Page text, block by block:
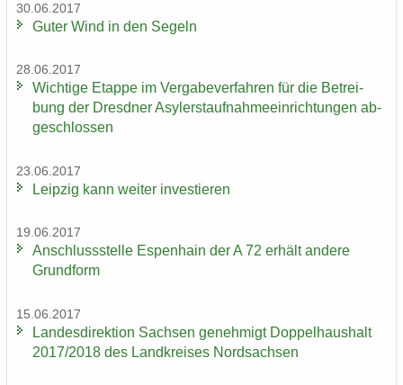
30.06.2017
Guter Wind in den Se­geln
28.06.2017
Wich­ti­ge Etap­pe im Ver­ga­be­ver­fah­ren für die Be­trei­
bung der Dresd­ner Asy­ler­st­auf­nah­me­ein­rich­tun­gen ab­
ge­schlos­sen
23.06.2017
Leip­zig kann wei­ter in­ves­tie­ren
19.06.2017
An­schluss­stel­le Es­pen­hain der A 72 er­hält an­de­re
Grund­form
15.06.2017
Lan­des­di­rek­ti­on Sach­sen ge­neh­migt Dop­pel­haus­halt
2017/2018 des Land­krei­ses Nord­sach­sen